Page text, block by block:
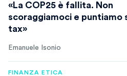
«La COP25 è fallita. Non
scoraggiamoci e puntiamo
tax»
Emanuele Isonio
FINANZA ETICA